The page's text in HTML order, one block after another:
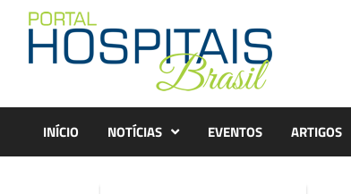
content
INÍCIO NOTÍCIAS EVENTOS ARTIGOS